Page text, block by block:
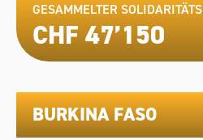
VITALE,STABIO
GESAMMELTER
CHF 47’150
BURKINA FASO